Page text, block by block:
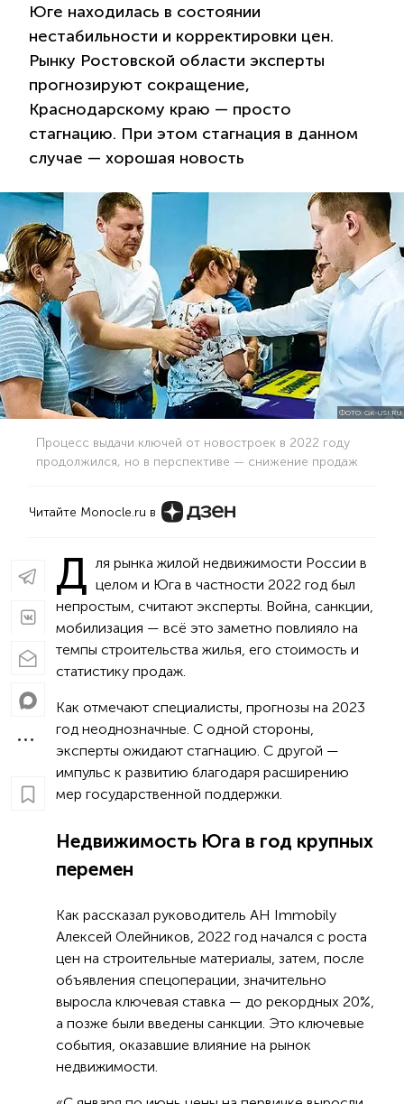
Юге находилась в состоянии
нестабильности и корректировки цен.
Рынку Ростовской области эксперты
прогнозируют сокращение,
Краснодарскому краю — просто
стагнацию. При этом стагнация в данном
случае — хорошая новость
ФОТО: GK-USI.RU
Процесс выдачи ключей от новостроек в 2022 году
продолжился, но в перспективе — снижение продаж
Читайте Monocle.ru в
Д ля рынка жилой недвижимости России в
целом и Юга в частности 2022 год был
непростым, считают эксперты. Война, санкции,
мобилизация — всё это заметно повлияло на
темпы строительства жилья, его стоимость и
статистику продаж.
Как отмечают специалисты, прогнозы на 2023
год неоднозначные. С одной стороны,
эксперты ожидают стагнацию. С другой —
импульс к развитию благодаря расширению
мер государственной поддержки.
Недвижимость Юга в год крупных
перемен
Как рассказал руководитель АН Immobily
Алексей Олейников, 2022 год начался с роста
цен на строительные материалы, затем, после
объявления спецоперации, значительно
выросла ключевая ставка — до рекордных 20%,
а позже были введены санкции. Это ключевые
события, оказавшие влияние на рынок
недвижимости.